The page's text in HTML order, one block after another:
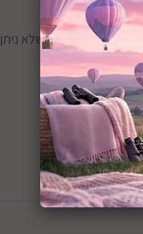
שיק אלגנטי שלא ניתן